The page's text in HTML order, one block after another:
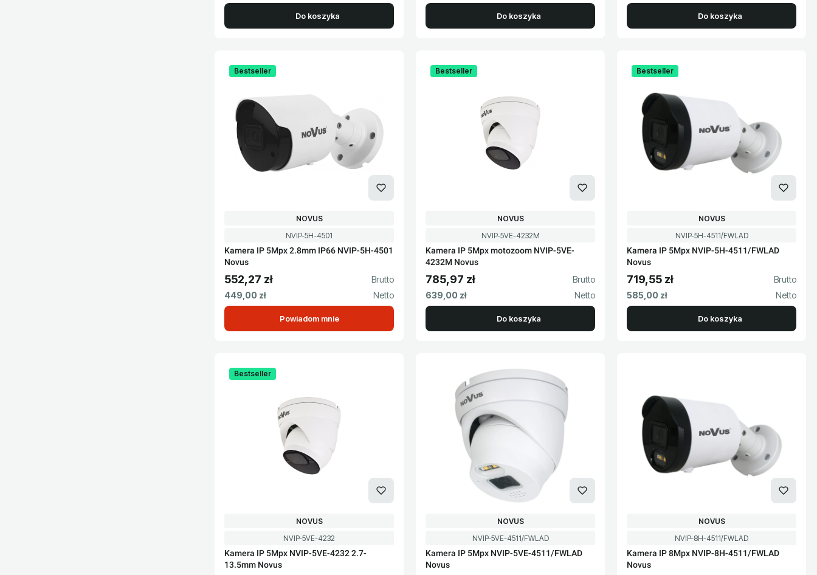
Do koszyka Do koszyka Do koszyka
Bestseller
Kod produktu
NVIP-5H-4501
Kamera IP 5Mpx 2.8mm IP66 NVIP-5H-4501
Novus
PRODUCENT
NOVUS
Cena brutto
552,27 zł
Cena netto
449,00 zł
Powiadom mnie
Bestseller
Kod produktu
NVIP-5VE-4232M
Kamera IP 5Mpx motozoom NVIP-5VE-
4232M Novus
PRODUCENT
NOVUS
Cena brutto
785,97 zł
Cena netto
639,00 zł
Do koszyka
Bestseller
Kod produktu
NVIP-5H-4511/FWLAD
Kamera IP 5Mpx NVIP-5H-4511/FWLAD
Novus
PRODUCENT
NOVUS
Cena brutto
719,55 zł
Cena netto
585,00 zł
Do koszyka
Bestseller
Kod produktu
NVIP-5VE-4232
Kamera IP 5Mpx NVIP-5VE-4232 2.7-
13.5mm Novus
PRODUCENT
NOVUS
Kod produktu
NVIP-5VE-4511/FWLAD
Kamera IP 5Mpx NVIP-5VE-4511/FWLAD
Novus
PRODUCENT
NOVUS
Kod produktu
NVIP-8H-4511/FWLAD
Kamera IP 8Mpx NVIP-8H-4511/FWLAD
Novus
PRODUCENT
NOVUS